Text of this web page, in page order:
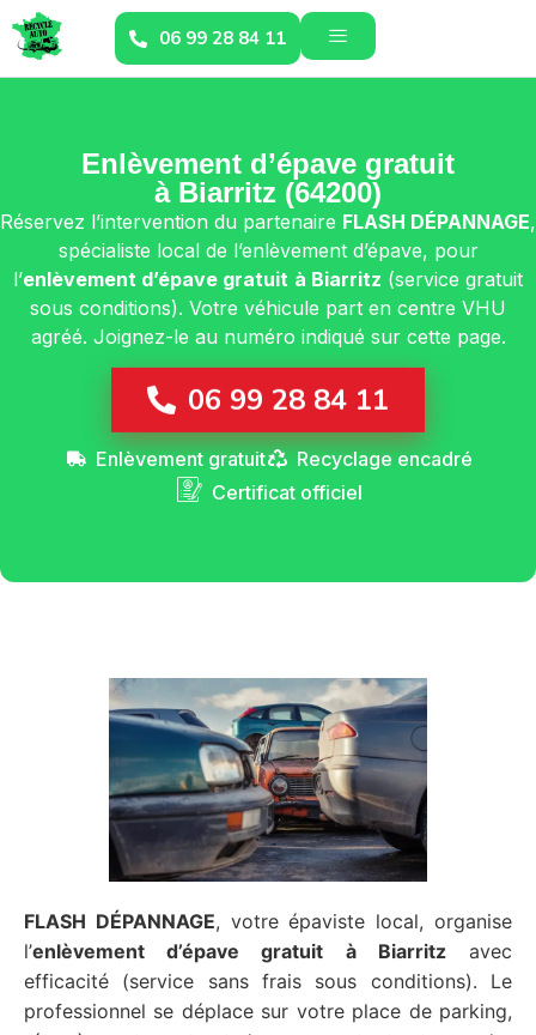
06 99 28 84 11
Enlèvement d’épave gratuit
à Biarritz (64200)
Réservez l’intervention du partenaire FLASH DÉPANNAGE,
spécialiste local de l’enlèvement d’épave, pour
l’enlèvement d’épave gratuit à Biarritz (service gratuit
sous conditions). Votre véhicule part en centre VHU
agréé. Joignez-le au numéro indiqué sur cette page.
06 99 28 84 11
Enlèvement gratuit
Recyclage encadré
Certificat officiel
FLASH DÉPANNAGE, votre épaviste local, organise
l’enlèvement d’épave gratuit à Biarritz avec
efficacité (service sans frais sous conditions). Le
professionnel se déplace sur votre place de parking,